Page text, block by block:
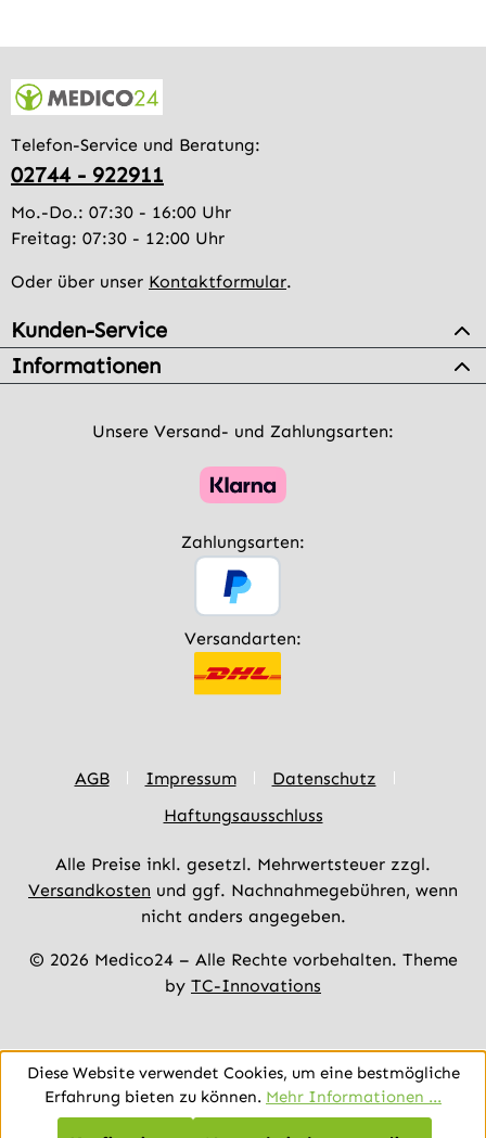
Telefon-Service und Beratung:
02744 - 922911
Mo.-Do.: 07:30 - 16:00 Uhr
Freitag: 07:30 - 12:00 Uhr
Oder über unser Kontaktformular.
Kunden-Service
Informationen
Unsere Versand- und Zahlungsarten:
Zahlungsarten:
Versandarten:
AGB Impressum
Datenschutz
Haftungsausschluss
Alle Preise inkl. gesetzl. Mehrwertsteuer zzgl.
Versandkosten und ggf. Nachnahmegebühren, wenn
nicht anders angegeben.
© 2026 Medico24 – Alle Rechte vorbehalten. Theme
by TC-Innovations
Diese Website verwendet Cookies, um eine bestmögliche
Erfahrung bieten zu können. Mehr Informationen ...